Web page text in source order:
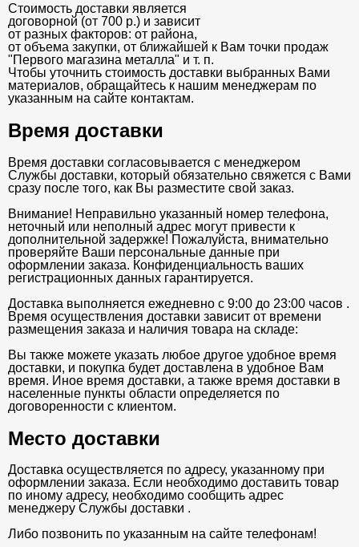
Стоимость доставки является
договорной (от 700 р.) и зависит
от разных факторов: от района,
от объема закупки, от ближайшей к Вам точки продаж
"Первого магазина металла" и т. п.
Чтобы уточнить стоимость доставки выбранных Вами
материалов, обращайтесь к нашим менеджерам по
указанным на сайте контактам.
Время доставки
Время доставки согласовывается с менеджером
Службы доставки, который обязательно свяжется с Вами
сразу после того, как Вы разместите свой заказ.
Внимание! Неправильно указанный номер телефона,
неточный или неполный адрес могут привести к
дополнительной задержке! Пожалуйста, внимательно
проверяйте Ваши персональные данные при
оформлении заказа. Конфиденциальность ваших
регистрационных данных гарантируется.
Доставка выполняется ежедневно с 9:00 до 23:00 часов .
Время осуществления доставки зависит от времени
размещения заказа и наличия товара на складе:
Вы также можете указать любое другое удобное время
доставки, и покупка будет доставлена в удобное Вам
время. Иное время доставки, а также время доставки в
населенные пункты области определяется по
договоренности с клиентом.
Место доставки
Доставка осуществляется по адресу, указанному при
оформлении заказа. Если необходимо доставить товар
по иному адресу, необходимо сообщить адрес
менеджеру Службы доставки .
Либо позвонить по указанным на сайте телефонам!